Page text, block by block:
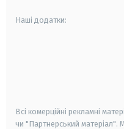
Наші додатки:
Всі комерційні рекламні
чи "Партнерський матеріал".